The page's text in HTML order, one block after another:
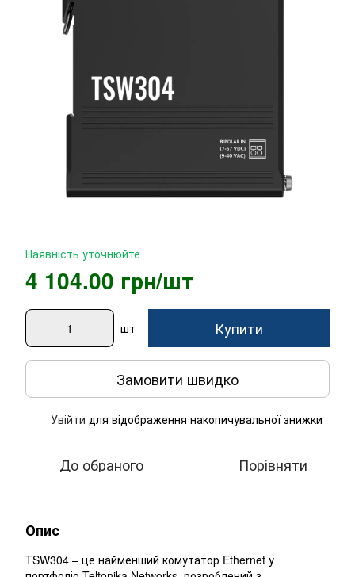
Наявність уточнюйте
4 104.00 грн/шт
шт Купити
Замовити швидко
Увійти для відображення накопичувальної знижки
До обраного Порівняти
Опис
TSW304 – це найменший комутатор Ethernet у